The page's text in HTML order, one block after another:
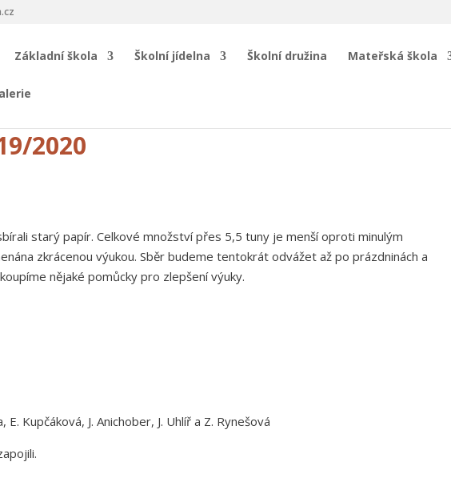
Základní škola Školní jídelna Školní družina Mateřská škola
2020
starý papír. Celkové množství přes 5,5 tuny je menší oproti minulým
zkrácenou výukou. Sběr budeme tentokrát odvážet až po prázdninách a
nějaké pomůcky pro zlepšení výuky.
Kupčáková, J. Anichober, J. Uhlíř a Z. Rynešová